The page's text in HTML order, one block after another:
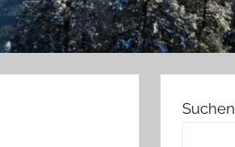
Suchen